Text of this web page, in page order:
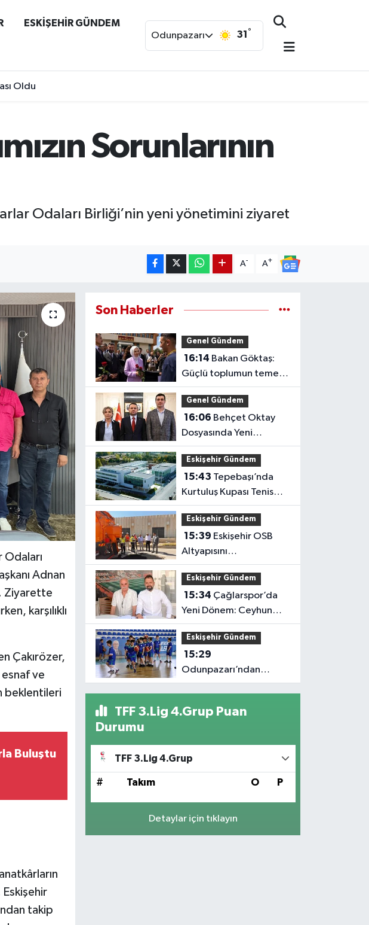
ESKİŞEHİR GÜNDEM
Odunpazarı 31 °
Oldu
Sorunlarının
Odaları Birliği’nin yeni yönetimini ziyaret
A- A+
Odaları
Adnan
Ziyarette
karşılıklı
Çakırözer,
ve
beklentileri
Buluştu
takip
Son Haberler
Genel Gündem
16:14
Güçlü toplumun temeli
güçlü ailedir
Genel Gündem
16:06
Dosyasında Yeni
Açıklama: Karanlık
Kalmayacak
Eskişehir Gündem
15:43
Kurtuluş Kupası Tenis
Heyecanı Başlıyor
Eskişehir Gündem
15:39
Altyapısını
Güçlendirmeye Devam
Ediyor
Eskişehir Gündem
15:34
Yeni Dönem: Ceyhun
Ceylan Göreve Başladı
Eskişehir Gündem
15:29
Odunpazarı’ndan
Çocuklara Basketbol
TFF 3.Lig 4.Grup Puan
Durumu
TFF 3.Lig 4.Grup
# Takım O P
Detaylar için tıklayın